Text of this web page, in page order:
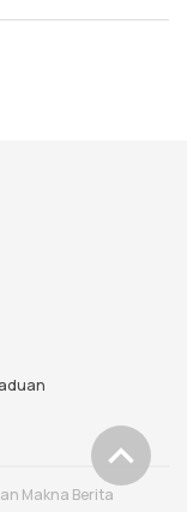
Makna Berita